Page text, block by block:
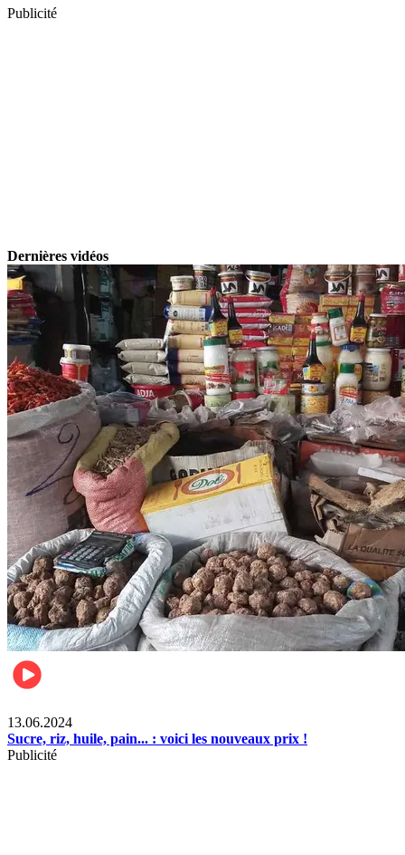
Publicité
Dernières vidéos
13.06.2024
Sucre, riz, huile, pain... : voici les nouveaux prix !
Publicité